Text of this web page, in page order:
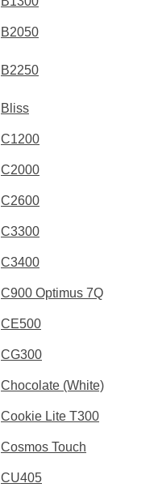
B2050
B2250
Bliss
C1200
C2000
C2600
C3300
C3400
C900 Optimus 7Q
CE500
CG300
Chocolate (White)
Cookie Lite T300
Cosmos Touch
CU405